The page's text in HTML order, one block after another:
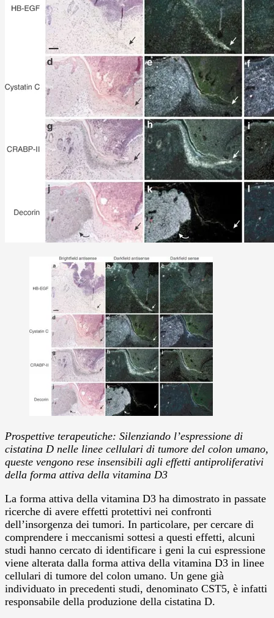
Prospettive terapeutiche: Silenziando l’espressione di
cistatina D nelle linee cellulari di tumore del colon umano,
queste vengono rese insensibili agli effetti antiproliferativi
della forma attiva della vitamina D3
La forma attiva della vitamina D3 ha dimostrato in passate
ricerche di avere effetti protettivi nei confronti
dell’insorgenza dei tumori. In particolare, per cercare di
comprendere i meccanismi sottesi a questi effetti, alcuni
studi hanno cercato di identificare i geni la cui espressione
viene alterata dalla forma attiva della vitamina D3 in linee
cellulari di tumore del colon umano. Un gene già
individuato in precedenti studi, denominato CST5, è infatti
responsabile della produzione della cistatina D.